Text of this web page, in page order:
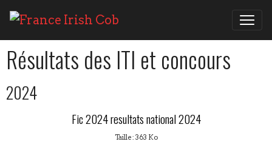
Résultats des ITI et concours
2024
Fic 2024 resultats national 2024
Taille : 363 Ko